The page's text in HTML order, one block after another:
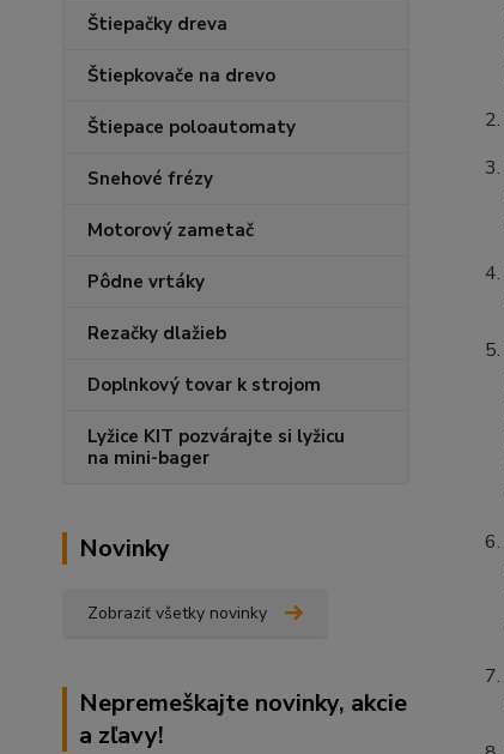
Štiepačky dreva
Štiepkovače na drevo
Štiepace poloautomaty
Snehové frézy
Motorový zametač
Pôdne vrtáky
Rezačky dlažieb
Doplnkový tovar k strojom
Lyžice KIT pozvárajte si lyžicu
na mini-bager
Novinky
Zobraziť všetky novinky
Nepremeškajte novinky, akcie
a zľavy!